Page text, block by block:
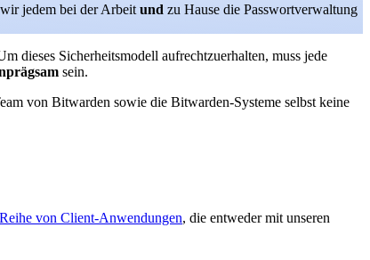
jedem bei der Arbeit und zu Hause die Passwortverwaltung
dieses Sicherheitsmodell aufrechtzuerhalten, muss jede
sein.
von Bitwarden sowie die Bitwarden-Systeme selbst keine
Reihe von Client-Anwendungen, die entweder mit unseren